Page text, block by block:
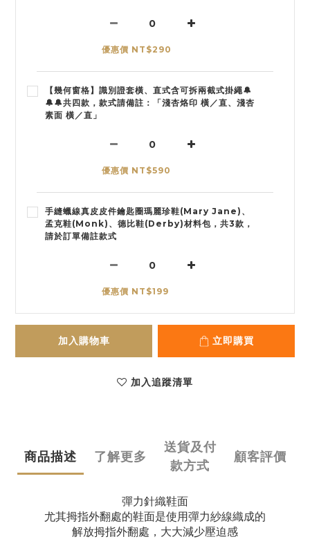
優惠價 NT$290
【幾何窗格】識別證套橫、直式含可拆兩截式掛繩🔔
🔔🔔共四款，款式請備註：「淺杏烙印 橫／直、淺杏
素面 橫／直」
優惠價 NT$590
手縫蠟線真皮皮件鑰匙圈瑪麗珍鞋(Mary Jane)、
孟克鞋(Monk)、德比鞋(Derby)材料包，共3款，
請於訂單備註款式
優惠價 NT$199
加入購物車 立即購買
加入追蹤清單
商品描述 了解更多
送貨及付
款方式
顧客評價
彈力針織鞋面
尤其拇指外翻處的鞋面是使用彈力紗線織成的
解放拇指外翻處，大大減少壓迫感